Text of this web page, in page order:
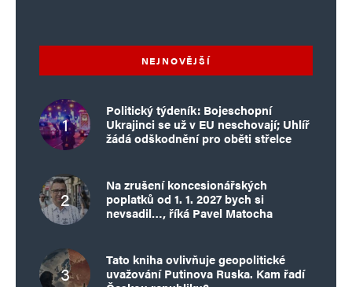
Informujte mě o nových komentářích e-mailem.
Informujte mě o nových příspěvcích e-mailem.
Alternative:
NEJNOVĚJŠÍ
Politický týdeník: Bojeschopní
Ukrajinci se už v EU neschovají; Uhlíř
žádá odškodnění pro oběti střelce
Na zrušení koncesionářských
poplatků od 1. 1. 2027 bych si
nevsadil…, říká Pavel Matocha
Tato kniha ovlivňuje geopolitické
uvažování Putinova Ruska. Kam řadí